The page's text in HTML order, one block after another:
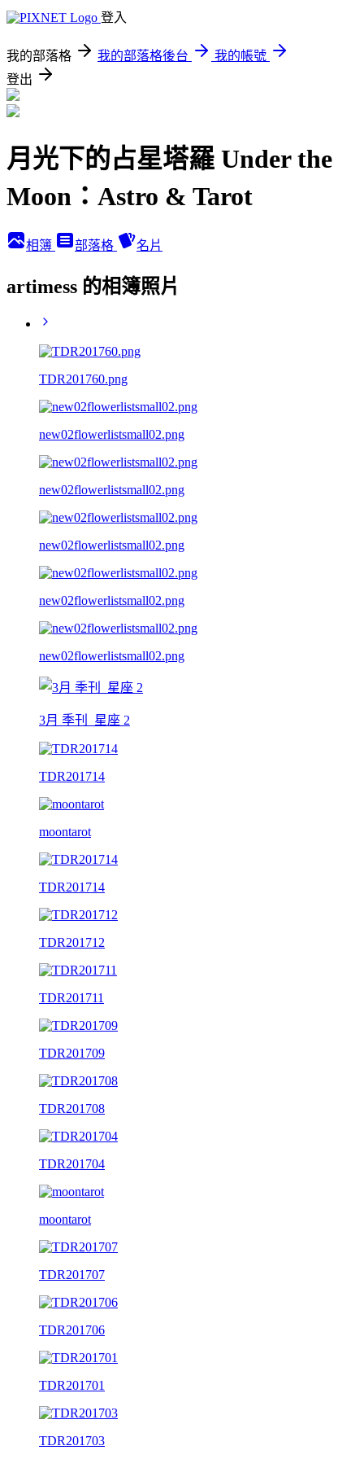
登入
我的部落格 我的部落格後台
我的帳號
登出
月光下的占星塔羅 Under the
Moon：Astro & Tarot
相簿 部落格 名片
artimess 的相簿照片
TDR201760.png
new02flowerlistsmall02.png
new02flowerlistsmall02.png
new02flowerlistsmall02.png
new02flowerlistsmall02.png
new02flowerlistsmall02.png
3月 季刊_星座 2
TDR201714
moontarot
TDR201714
TDR201712
TDR201711
TDR201709
TDR201708
TDR201704
moontarot
TDR201707
TDR201706
TDR201701
TDR201703